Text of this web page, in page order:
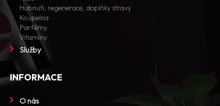
Hubnutí, regenerace, doplňky stravy
Koupelna
Parfémy
Vitamíny
Služby
INFORMACE
O nás